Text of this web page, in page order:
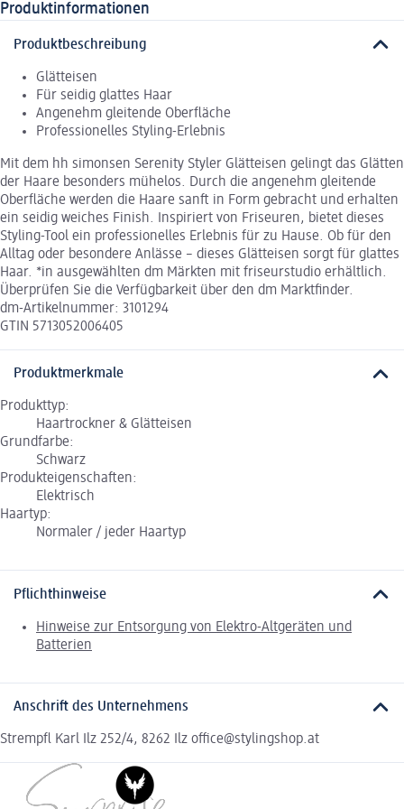
Produktinformationen
Produktbeschreibung
Glätteisen
Für seidig glattes Haar
Angenehm gleitende Oberfläche
Professionelles Styling-Erlebnis
Mit dem hh simonsen Serenity Styler Glätteisen gelingt das Glätten
der Haare besonders mühelos. Durch die angenehm gleitende
Oberfläche werden die Haare sanft in Form gebracht und erhalten
ein seidig weiches Finish. Inspiriert von Friseuren, bietet dieses
Styling-Tool ein professionelles Erlebnis für zu Hause. Ob für den
Alltag oder besondere Anlässe – dieses Glätteisen sorgt für glattes
Haar. *in ausgewählten dm Märkten mit friseurstudio erhältlich.
Überprüfen Sie die Verfügbarkeit über den dm Marktfinder.
dm-Artikelnummer: 3101294
GTIN 5713052006405
Produktmerkmale
Produkttyp:
Haartrockner & Glätteisen
Grundfarbe:
Schwarz
Produkteigenschaften:
Elektrisch
Haartyp:
Normaler / jeder Haartyp
Pflichthinweise
Hinweise zur Entsorgung von Elektro-Altgeräten und
Batterien
Anschrift des Unternehmens
Strempfl Karl Ilz 252/4, 8262 Ilz office@stylingshop.at